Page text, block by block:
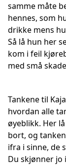
samme måte
hennes, som
drikke mens
Så lå hun her
kom i feil
med små
Tankene til
hvordan alle
øyeblikk. Her
bort, og
ifra i sinne, de
Du skjønner jo